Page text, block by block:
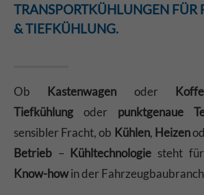
TRANSPORTKÜHLUNGEN FÜR
& TIEFKÜHLUNG.
Ob Kastenwagen oder
Tiefkühlung oder punktgenaue
sensibler Fracht, ob Kühlen, Heizen
Betrieb – Kühltechnologie steht für
Know-howin der